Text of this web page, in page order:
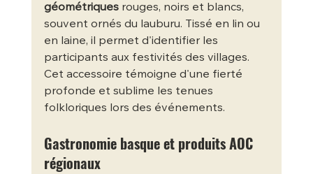
géométriques rouges, noirs et blancs,
souvent ornés du lauburu. Tissé en lin ou
en laine, il permet d'identifier les
participants aux festivités des villages.
Cet accessoire témoigne d'une fierté
profonde et sublime les tenues
folkloriques lors des événements.
Gastronomie basque et produits AOC
régionaux